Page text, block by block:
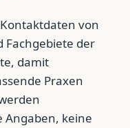
von
Fachgebiete der
damit
Praxen
Angaben, keine